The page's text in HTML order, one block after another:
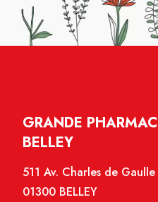
GRANDE
BELLEY
511 Av. Charles de Gaulle
01300 BELLEY